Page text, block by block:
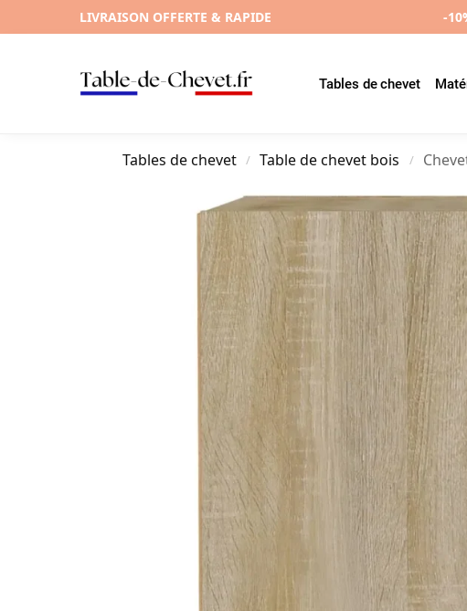
LIVRAISON OFFERTE & RAPIDE -
Tables de chevet
Tables de chevet / Table de chevet bois /